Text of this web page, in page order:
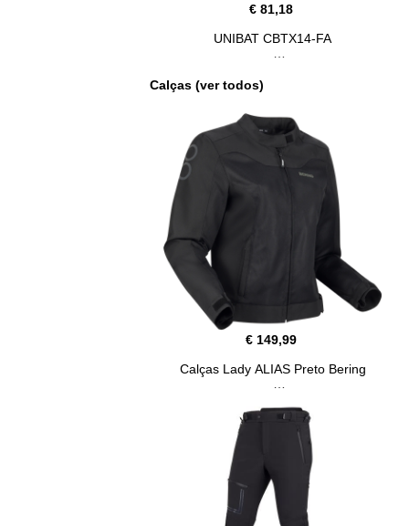
€ 81,18
UNIBAT CBTX14-FA
Calças (ver todos)
€ 149,99
Calças Lady ALIAS Preto Bering